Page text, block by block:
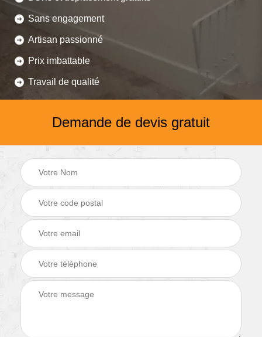
Sans engagement
Artisan passionné
Prix imbattable
Travail de qualité
Demande de devis gratuit